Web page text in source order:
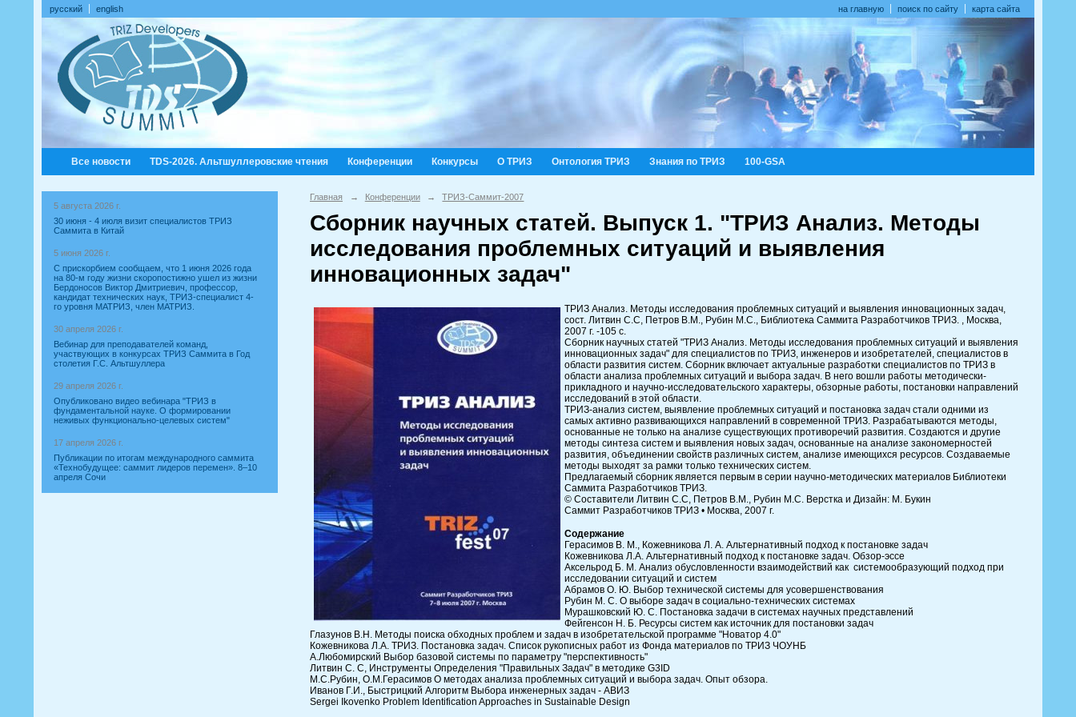
русский english на главную поиск по сайту карта сайта
Все новости TDS-2026. Альтшуллеровские чтения Конференции Конкурсы О ТРИЗ Онтология ТРИЗ Знания по ТРИЗ 100-GSA
5 августа 2026 г.
30 июня - 4 июля визит специалистов ТРИЗ
Саммита в Китай
5 июня 2026 г.
С прискорбием сообщаем, что 1 июня 2026 года
на 80-м году жизни скоропостижно ушел из жизни
Бердоносов Виктор Дмитриевич, профессор,
кандидат технических наук, ТРИЗ-специалист 4-
го уровня МАТРИЗ, член МАТРИЗ.
30 апреля 2026 г.
Вебинар для преподавателей команд,
участвующих в конкурсах ТРИЗ Саммита в Год
столетия Г.С. Альтшуллера
29 апреля 2026 г.
Опубликовано видео вебинара "ТРИЗ в
фундаментальной науке. О формировании
неживых функционально-целевых систем"
17 апреля 2026 г.
Публикации по итогам международного саммита
«Технобудущее: саммит лидеров перемен». 8–10
апреля Сочи
Главная → Конференции → ТРИЗ-Саммит-2007
Сборник научных статей. Выпуск 1. "ТРИЗ Анализ. Методы
исследования проблемных ситуаций и выявления
инновационных задач"
ТРИЗ Анализ. Методы исследования проблемных ситуаций и выявления инновационных задач,
сост. Литвин С.С, Петров В.М., Рубин М.С., Библиотека Саммита Разработчиков ТРИЗ. , Москва,
2007 г. -105 с.
Сборник научных статей "ТРИЗ Анализ. Методы исследования проблемных ситуаций и выявления
инновационных задач" для специалистов по ТРИЗ, инженеров и изобретателей, специалистов в
области развития систем. Сборник включает актуальные разработки специалистов по ТРИЗ в
области анализа проблемных ситуаций и выбора задач. В него вошли работы методически-
прикладного и научно-исследовательского характеры, обзорные работы, постановки направлений
исследований в этой области.
ТРИЗ-анализ систем, выявление проблемных ситуаций и постановка задач стали одними из
самых активно развивающихся направлений в современной ТРИЗ. Разрабатываются методы,
основанные не только на анализе существующих противоречий развития. Создаются и другие
методы синтеза систем и выявления новых задач, основанные на анализе закономерностей
развития, объединении свойств различных систем, анализе имеющихся ресурсов. Создаваемые
методы выходят за рамки только технических систем.
Предлагаемый сборник является первым в серии научно-методических материалов Библиотеки
Саммита Разработчиков ТРИЗ.
© Составители Литвин С.С, Петров В.М., Рубин М.С. Верстка и Дизайн: М. Букин
Саммит Разработчиков ТРИЗ • Москва, 2007 г.
Содержание
Герасимов В. М., Кожевникова Л. А. Альтернативный подход к постановке задач
Кожевникова Л.А. Альтернативный подход к постановке задач. Обзор-эссе
Аксельрод Б. М. Анализ обусловленности взаимодействий как системообразующий подход при
исследовании ситуаций и систем
Абрамов О. Ю. Выбор технической системы для усовершенствования
Рубин М. С. О выборе задач в социально-технических системах
Мурашковский Ю. С. Постановка задачи в системах научных представлений
Фейгенсон Н. Б. Ресурсы систем как источник для постановки задач
Глазунов В.Н. Методы поиска обходных проблем и задач в изобретательской программе "Новатор 4.0"
Кожевникова Л.А. ТРИЗ. Постановка задач. Список рукописных работ из Фонда материалов по ТРИЗ ЧОУНБ
А.Любомирский Выбор базовой системы по параметру "перспективность"
Литвин С. С, Инструменты Определения "Правильных Задач" в методике G3ID
М.С.Рубин, О.М.Герасимов О методах анализа проблемных ситуаций и выбора задач. Опыт обзора.
Иванов Г.И., Быстрицкий Алгоритм Выбора инженерных задач - АВИЗ
Sergei Ikovenko Problem Identification Approaches in Sustainable Design